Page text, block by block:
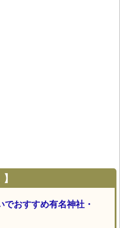
おすすめ有名神社・